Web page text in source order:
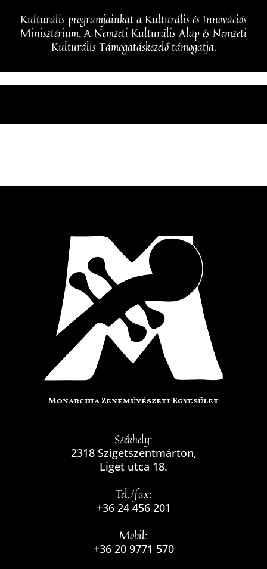
Kulturális programjainkat a Kulturális és Innovációs
Minisztérium, A Nemzeti Kulturális Alap és Nemzeti
Kulturális Támogatáskezelő támogatja.
Monarchia Zeneművészeti Egyesület
Székhely:
2318 Szigetszentmárton,
Liget utca 18.
Tel./fax:
+36 24 456 201
Mobil:
+36 20 9771 570